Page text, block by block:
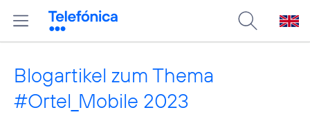
Blogartikel zum Thema
#Ortel_Mobile 2023